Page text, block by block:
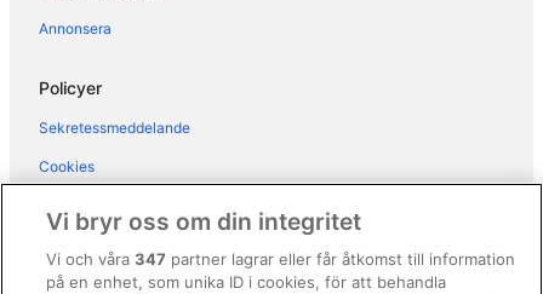
Villor i Livorno
Hotell i närheten av Lutande tornet
Lägenhetsresorter i Pisa
Town Houses i Pisa
Annonsera
Policyer
Sekretessmeddelande
Cookies
Regler och villkor för Vrbo
Vi bryr oss om din integritet
Vi och våra347 partner lagrar eller får åtkomst till information
på en enhet, som unika ID i cookies, för att behandla